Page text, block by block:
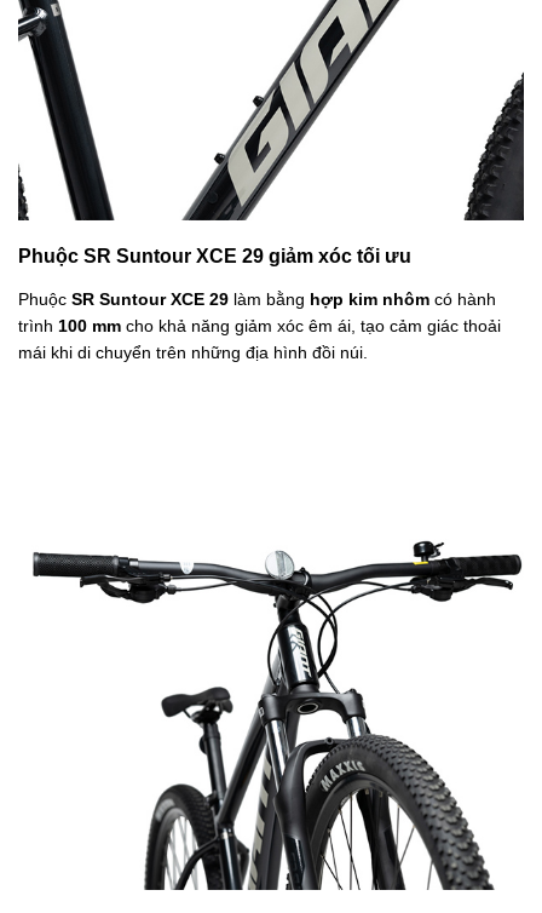
Phuộc SR Suntour XCE 29 giảm xóc tối ưu
Phuộc SR Suntour XCE 29 làm bằng hợp kim nhôm có hành
trình 100 mm cho khả năng giảm xóc êm ái, tạo cảm giác thoải
mái khi di chuyển trên những địa hình đồi núi.